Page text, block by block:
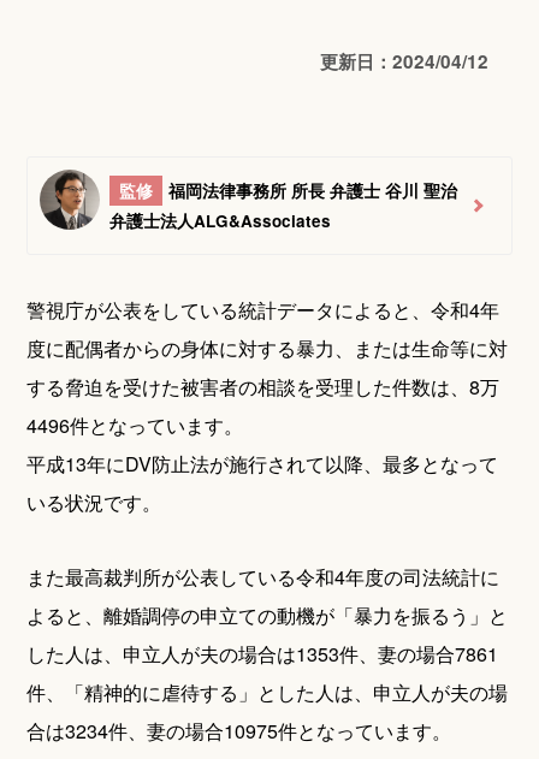
更新日：2024/04/12
監修
福岡法律事務所 所長 弁護士 谷川 聖治
弁護士法人ALG&Associates
警視庁が公表をしている統計データによると、令和4年
度に配偶者からの身体に対する暴力、または生命等に対
する脅迫を受けた被害者の相談を受理した件数は、8万
4496件となっています。
平成13年にDV防止法が施行されて以降、最多となって
いる状況です。
また最高裁判所が公表している令和4年度の司法統計に
よると、離婚調停の申立ての動機が「暴力を振るう」と
した人は、申立人が夫の場合は1353件、妻の場合7861
件、「精神的に虐待する」とした人は、申立人が夫の場
合は3234件、妻の場合10975件となっています。